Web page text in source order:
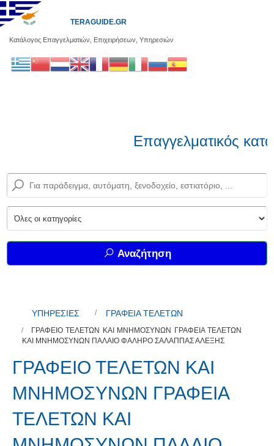
Κατάλογος Επαγγελματιών, Επιχειρήσεων, Υπηρεσιών
TERAGUIDE.GR
Επαγγελματικός
Αναζήτηση
ΥΠΗΡΕΣΙΕΣ ΓΡΑΦΕΙΑ ΤΕΛΕΤΩΝ
ΓΡΑΦΕΙΟ ΤΕΛΕΤΩΝ ΚΑΙ ΜΝΗΜΟΣΥΝΩΝ ΓΡΑΦΕΙΑ ΤΕΛΕΤΩΝ
ΚΑΙ ΜΝΗΜΟΣΥΝΩΝ ΠΑΛΑΙΟ ΦΑΛΗΡΟ ΣΑΛΑΠΠΑΣ ΑΛΕΞΗΣ
ΓΡΑΦΕΙΟ ΤΕΛΕΤΩΝ ΚΑΙ
ΜΝΗΜΟΣΥΝΩΝ ΓΡΑΦΕΙΑ
ΤΕΛΕΤΩΝ ΚΑΙ